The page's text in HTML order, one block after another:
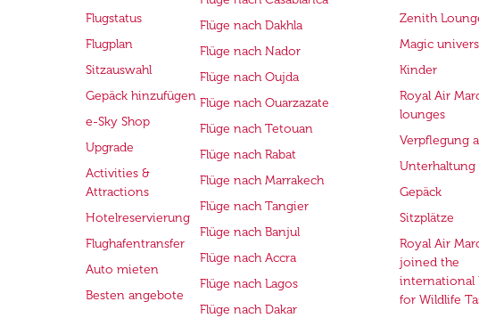
Flugstatus
Flugplan
Sitzauswahl
Gepäck hinzufügen
e-Sky Shop
Upgrade
Activities &
Attractions
Hotelreservierung
Flughafentransfer
Auto mieten
Besten angebote
Flüge nach Dakhla
Flüge nach Nador
Flüge nach Oujda
Flüge nach Ouarzazate
Flüge nach Tetouan
Flüge nach Rabat
Flüge nach Marrakech
Flüge nach Tangier
Flüge nach Banjul
Flüge nach Accra
Flüge nach Lagos
Flüge nach Dakar
Zenith
Magic
Kinder
Royal Air
lounges
Verpflegung
Unterhaltung
Gepäck
Sitzplätze
Royal Air
joined the
international
for Wildlife